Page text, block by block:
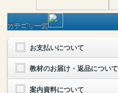
カテゴリ一覧
お支払いについて
教材のお届け・返品について
案内資料について